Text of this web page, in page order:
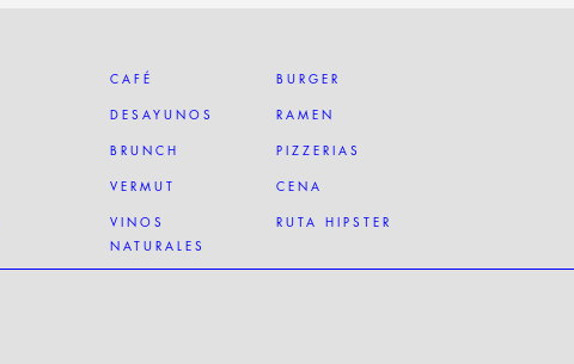
CAFÉ
DESAYUNOS
BRUNCH
VERMUT
VINOS
NATURALES
BURGER
RAMEN
PIZZERIAS
CENA
RUTA HIPSTER